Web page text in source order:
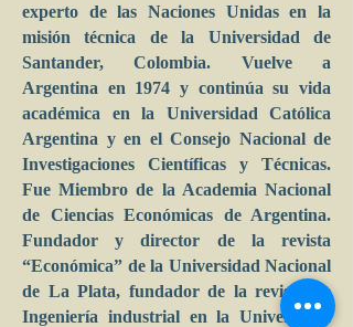
experto de las Naciones Unidas en la
misión técnica de la Universidad de
Santander, Colombia. Vuelve a
Argentina en 1974 y continúa su vida
académica en la Universidad Católica
Argentina y en el Consejo Nacional de
Investigaciones Científicas y Técnicas.
Fue Miembro de la Academia Nacional
de Ciencias Económicas de Argentina.
Fundador y director de la revista
“Económica” de la Universidad Nacional
de La Plata, fundador de la revista de
Ingeniería industrial en la Universidad